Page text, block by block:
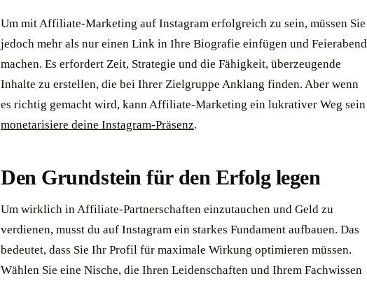
Um mit Affiliate-Marketing auf Instagram erfolgreich zu sein, müssen Sie
jedoch mehr als nur einen Link in Ihre Biografie einfügen und Feierabend
machen. Es erfordert Zeit, Strategie und die Fähigkeit, überzeugende
Inhalte zu erstellen, die bei Ihrer Zielgruppe Anklang finden. Aber wenn
es richtig gemacht wird, kann Affiliate-Marketing ein lukrativer Weg sein
monetarisiere deine Instagram-Präsenz.
Den Grundstein für den Erfolg legen
Um wirklich in Affiliate-Partnerschaften einzutauchen und Geld zu
verdienen, musst du auf Instagram ein starkes Fundament aufbauen. Das
bedeutet, dass Sie Ihr Profil für maximale Wirkung optimieren müssen.
Wählen Sie eine Nische, die Ihren Leidenschaften und Ihrem Fachwissen